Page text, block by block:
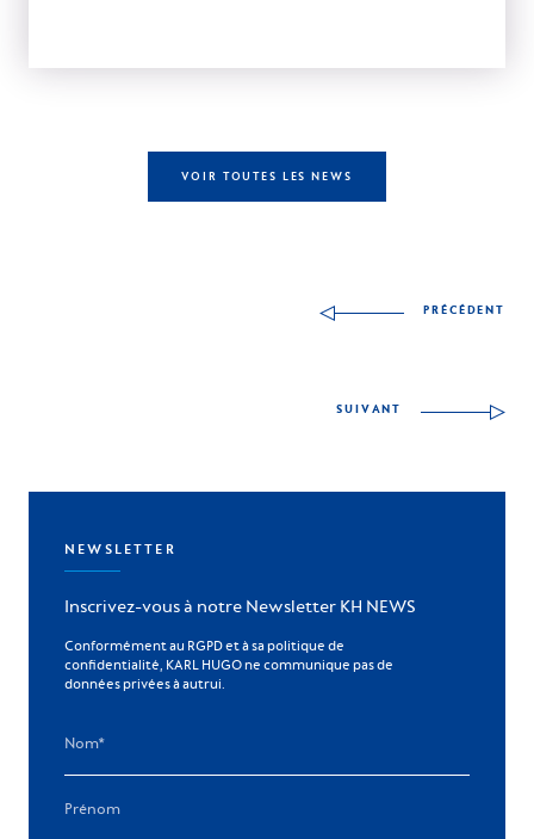
VOIR TOUTES LES NEWS
Autres PRÉCÉDENT
SUIVANT
NEWSLETTER
Inscrivez-vous à notre Newsletter KH NEWS
Conformément au RGPD et à sa politique de
confidentialité, KARL HUGO ne communique pas de
données privées à autrui.